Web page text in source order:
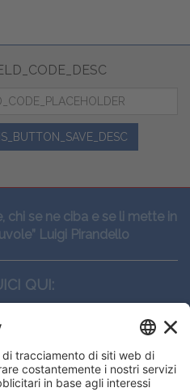
chi se ne ciba e se li mette in
Luigi Pirandello
QUI: